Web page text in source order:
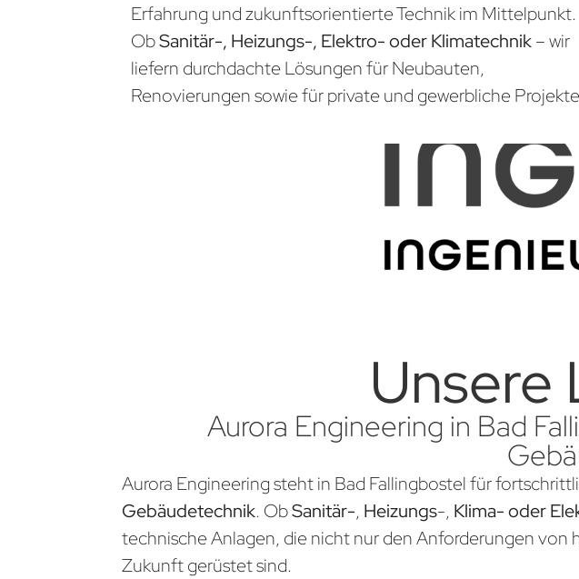
Erfahrung und zukunftsorientierte Technik im Mittelpunkt.
ObSanitär-, Heizungs-, Elektro- oder Klimatechnik– wir
liefern durchdachte Lösungen für Neubauten,
Renovierungen sowie für private und gewerbliche
Unsere
Aurora Engineering in Bad
Aurora Engineering steht in Bad Fallingbostel für
Gebäudetechnik. ObSanitär-, Heizungs-, Klima- oder
technische Anlagen, die nicht nur den Anforderungen
Zukunft gerüstet sind.